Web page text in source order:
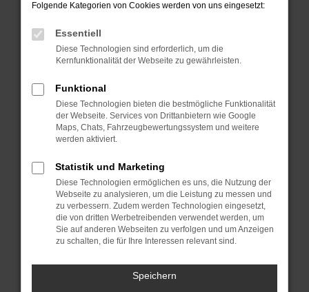
Fehler: Network Error
Beim Laden ist ein Fehler aufgetreten.
Hier sind ein paar Tipps, die dir helfen können:
Überprüfe deine Firewall und deine
Internetverbindung.
Laden andere Webseiten, zum Beispiel deine
Suchmaschine?
Manche Erweiterungen, wie Werbeblocker,
können das Laden bestimmter Seiten
verhindern. Funktioniert die Seite in einem
anderen Browser oder in einem privaten
Fenster?
Das kann manchmal helfen, vorübergehende
Probleme zu beheben.
Folgende Kategorien von Cookies werden von uns eingesetzt:
Essentiell
Diese Technologien sind erforderlich, um die
Kernfunktionalität der Webseite zu gewährleisten.
Funktional
Diese Technologien bieten die bestmögliche Funktionalität
der Webseite. Services von Drittanbietern wie Google
Maps, Chats, Fahrzeugbewertungssystem und weitere
werden aktiviert.
Statistik und Marketing
Diese Technologien ermöglichen es uns, die Nutzung der
Webseite zu analysieren, um die Leistung zu messen und
zu verbessern. Zudem werden Technologien eingesetzt,
die von dritten Werbetreibenden verwendet werden, um
Sie auf anderen Webseiten zu verfolgen und um Anzeigen
zu schalten, die für Ihre Interessen relevant sind.
Speichern